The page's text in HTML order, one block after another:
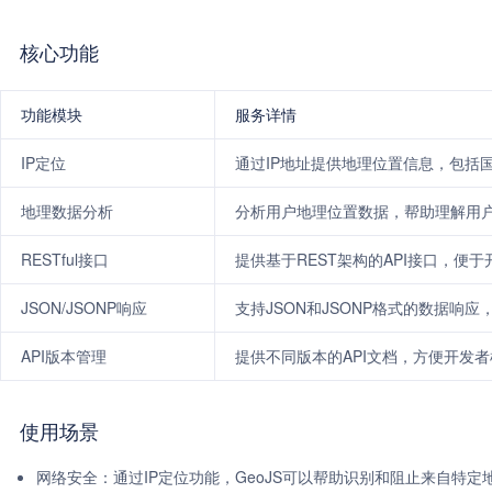
核心功能
功能模块 服务详情
IP定位 通过IP地址提供地理位置信息，包括
地理数据分析 分析用户地理位置数据，帮助理解用
RESTful接口 提供基于REST架构的API接口，便于
JSON/JSONP响应 支持JSON和JSONP格式的数据响应
API版本管理 提供不同版本的API文档，方便开发
使用场景
网络安全：通过IP定位功能，GeoJS可以帮助识别和阻止来自特定